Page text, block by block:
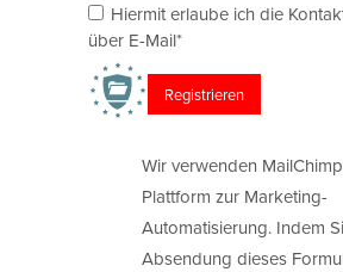
Hiermit erlaube ich die
über E-Mail*
Wir verwenden
Plattform zur Marketing-
Automatisierung. Indem
Absendung dieses